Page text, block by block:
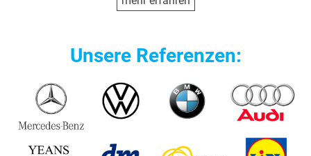
Unsere Referenzen: